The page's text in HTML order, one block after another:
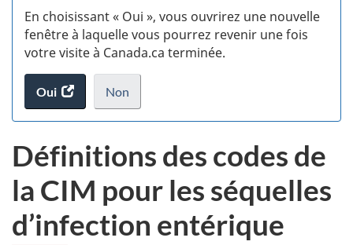
En choisissant « Oui », vous ouvrirez une nouvelle
fenêtre à laquelle vous pourrez revenir une fois
votre visite à Canada.ca terminée.
Oui
accéder
au
Non
je
pas
au
sondage
du
.
Définitions des codes de
la CIM pour les séquelles
d’infection entérique